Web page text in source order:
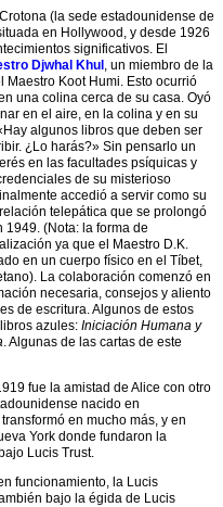
(la sede estadounidense de
en Hollywood, y desde 1926
significativos. El
Djwhal Khul , un miembro de la
Koot Humi. Esto ocurrió
una colina cerca de su casa. Oyó
en el aire, en la colina y en su
algunos libros que deben ser
¿Lo harás?» Sin pensarlo un
en las facultades psíquicas y
de su misterioso
accedió a servir como su
telepática que se prolongó
(Nota: la forma de
ya que el Maestro D.K.
en un cuerpo físico en el Tíbet,
La colaboración comenzó en
necesaria, consejos y aliento
de escritura. Algunos de estos
azules: Iniciación Humana y
. Algunas de las cartas de este
fue la amistad de Alice con otro
nacido en
en mucho más, y en
York donde fundaron la
Lucis Trust.
funcionamiento, la Lucis
bajo la égida de Lucis